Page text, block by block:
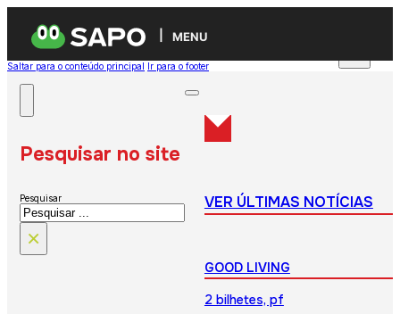
MENU
Saltar para o conteúdo principal Ir para o footer
Pesquisar no site
Pesquisar
×
VER ÚLTIMAS NOTÍCIAS
GOOD LIVING
2 bilhetes, pf